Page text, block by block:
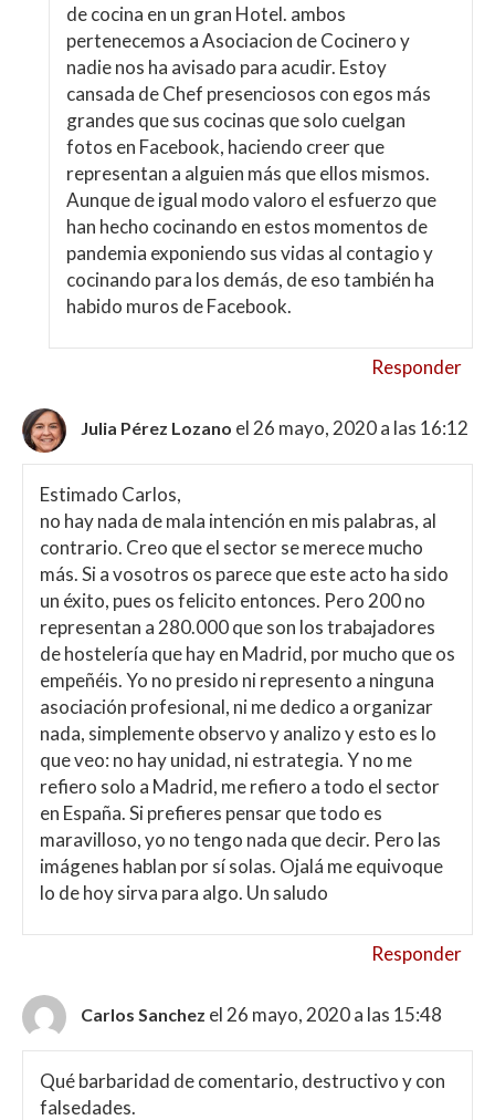
de cocina en un gran Hotel. ambos
pertenecemos a Asociacion de Cocinero y
nadie nos ha avisado para acudir. Estoy
cansada de Chef presenciosos con egos más
grandes que sus cocinas que solo cuelgan
fotos en Facebook, haciendo creer que
representan a alguien más que ellos mismos.
Aunque de igual modo valoro el esfuerzo que
han hecho cocinando en estos momentos de
pandemia exponiendo sus vidas al contagio y
cocinando para los demás, de eso también ha
habido muros de Facebook.
Responder
Julia Pérez Lozano el 26 mayo, 2020 a las 16:12
Estimado Carlos,
no hay nada de mala intención en mis palabras, al
contrario. Creo que el sector se merece mucho
más. Si a vosotros os parece que este acto ha sido
un éxito, pues os felicito entonces. Pero 200 no
representan a 280.000 que son los trabajadores
de hostelería que hay en Madrid, por mucho que os
empeñéis. Yo no presido ni represento a ninguna
asociación profesional, ni me dedico a organizar
nada, simplemente observo y analizo y esto es lo
que veo: no hay unidad, ni estrategia. Y no me
refiero solo a Madrid, me refiero a todo el sector
en España. Si prefieres pensar que todo es
maravilloso, yo no tengo nada que decir. Pero las
imágenes hablan por sí solas. Ojalá me equivoque
lo de hoy sirva para algo. Un saludo
Responder
Carlos Sanchez el 26 mayo, 2020 a las 15:48
Qué barbaridad de comentario, destructivo y con
falsedades.